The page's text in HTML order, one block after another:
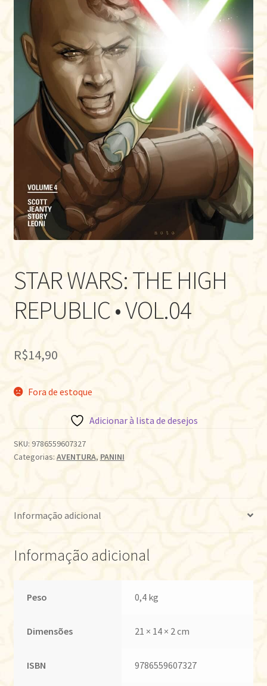
STAR WARS: THE HIGH
REPUBLIC • VOL.04
R$14,90
Fora de estoque
Adicionar à lista de desejos
SKU: 9786559607327
Categorias: AVENTURA, PANINI
Informação adicional
Informação adicional
Peso 0,4 kg
Dimensões 21 × 14 × 2 cm
ISBN 9786559607327